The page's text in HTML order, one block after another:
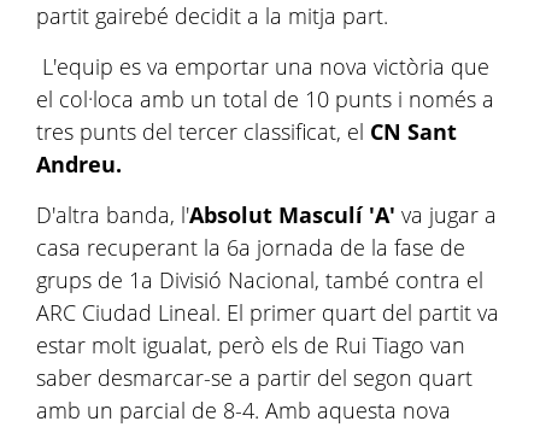
partit gairebé decidit a la mitja part.
L'equip es va emportar una nova victòria que
el col·loca amb un total de 10 punts i només a
tres punts del tercer classificat, el CN Sant
Andreu.
D'altra banda, l'Absolut Masculí 'A' va jugar a
casa recuperant la 6a jornada de la fase de
grups de 1a Divisió Nacional, també contra el
ARC Ciudad Lineal. El primer quart del partit va
estar molt igualat, però els de Rui Tiago van
saber desmarcar-se a partir del segon quart
amb un parcial de 8-4. Amb aquesta nova